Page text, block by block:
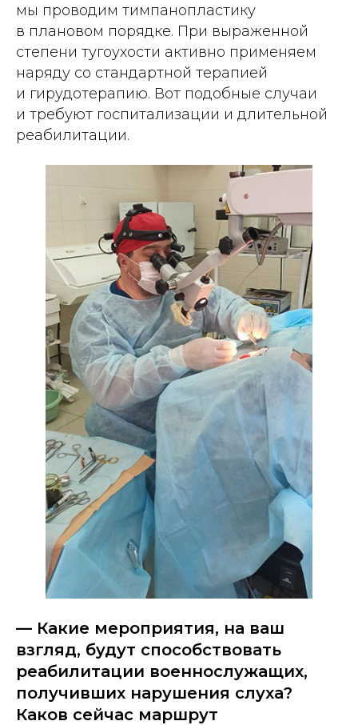
мы проводим тимпанопластику
в плановом порядке. При выраженной
степени тугоухости активно применяем
наряду со стандартной терапией
и гирудотерапию. Вот подобные случаи
и требуют госпитализации и длительной
реабилитации.
— Какие мероприятия, на ваш
взгляд, будут способствовать
реабилитации военнослужащих,
получивших нарушения слуха?
Каков сейчас маршрут